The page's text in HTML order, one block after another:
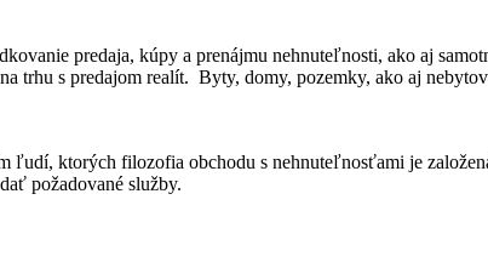
predaja, kúpy a prenájmu nehnuteľnosti, ako aj
trhu s predajom realít. Byty, domy, pozemky, ako aj
ľudí, ktorých filozofia obchodu s nehnuteľnosťami je
požadované služby.